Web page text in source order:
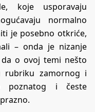
koje usporavaju
normalno
je posebno otkriće,
– onda je nizanje
o ovoj temi nešto
rubriku zamornog i
poznatog i česte